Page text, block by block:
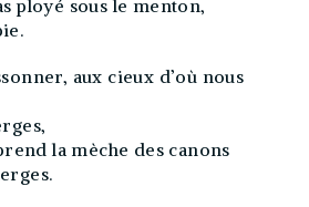
ployé sous le menton,
aux cieux d’où nous
la mèche des canons